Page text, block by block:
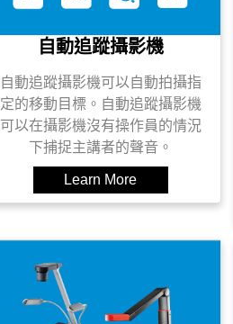
自動追蹤攝影機
自動追蹤攝影機可以自動拍攝指
定的移動目標。自動追蹤攝影機
可以在攝影機沒有操作員的情況
下捕捉主講者的聲音。